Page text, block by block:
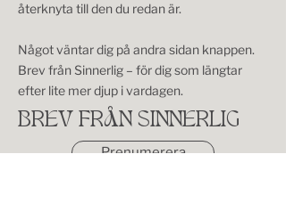
återknyta till den du redan är.
Något väntar dig på andra sidan knappen.
Brev från Sinnerlig – för dig som längtar
efter lite mer djup i vardagen.
BREV FRÅN SINNERLIG
Prenumerera